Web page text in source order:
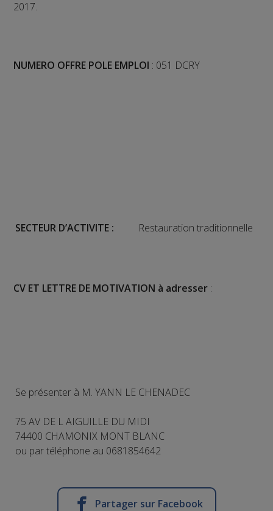
2017.
NUMERO OFFRE POLE EMPLOI : 051 DCRY
SECTEUR D’ACTIVITE : Restauration traditionnelle
CV ET LETTRE DE MOTIVATION à adresser :
Se présenter à M. YANN LE CHENADEC
75 AV DE L AIGUILLE DU MIDI
74400 CHAMONIX MONT BLANC
ou par téléphone au 0681854642
Partager sur Facebook